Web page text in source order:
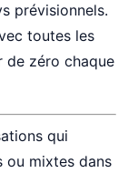
prévisionnels.
toutes les
de zéro chaque
qui
ou mixtes dans